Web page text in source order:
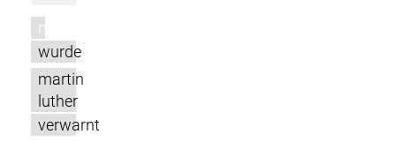
m
wurde
martin
luther
verwarnt